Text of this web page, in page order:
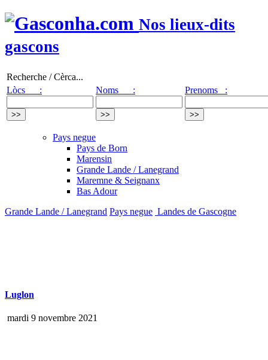
Nos lieux-dits
gascons
Recherche / Cèrca...
Lòcs :
Noms : Prenoms :
Pays negue
Pays de Born
Marensin
Grande Lande / Lanegrand
Maremne & Seignanx
Bas Adour
Grande Lande / Lanegrand Pays negue Landes de Gascogne
Luglon
mardi 9 novembre 2021